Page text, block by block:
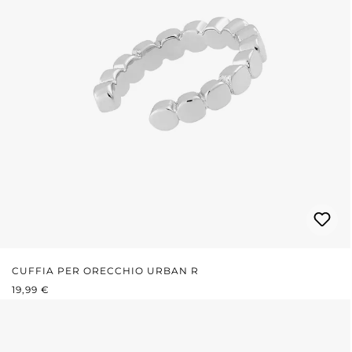
CUFFIA PER ORECCHIO URBAN R
PREZZO NORMALE:
19,99 €